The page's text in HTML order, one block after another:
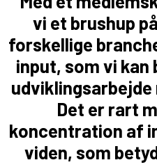
vi et brushup
forskellige
input, som vi kan
udviklingsarbejde
Det er rart
koncentration af
viden, som